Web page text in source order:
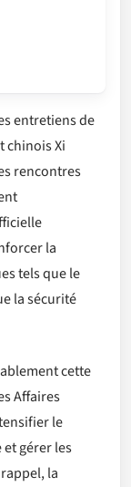
entretiens de
chinois Xi
rencontres
la
tels que le
la sécurité
cette
Affaires
le
gérer les
la